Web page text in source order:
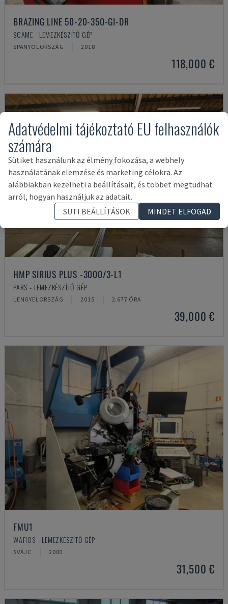
BRAZING LINE 50-20-350-GI-DR
SCAME - LEMEZKÉSZÍTŐ GÉP
SPANYOLORSZÁG 2018
118,000 €
HMP SIRIUS PLUS -3000/3-L1
PARS - LEMEZKÉSZÍTŐ GÉP
LENGYELORSZÁG 2015 2.677 ÓRA
39,000 €
FMU1
WAFIOS - LEMEZKÉSZÍTŐ GÉP
SVÁJC 2000
31,500 €
Adatvédelmi tájékoztató EU felhasználók
számára
Sütiket használunk az élmény fokozása, a webhely
használatának elemzése és marketing célokra. Az
alábbiakban kezelheti a beállításait, és többet megtudhat
arról, hogyan használjuk az adatait.
SÜTI BEÁLLÍTÁSOK
MINDET ELFOGAD